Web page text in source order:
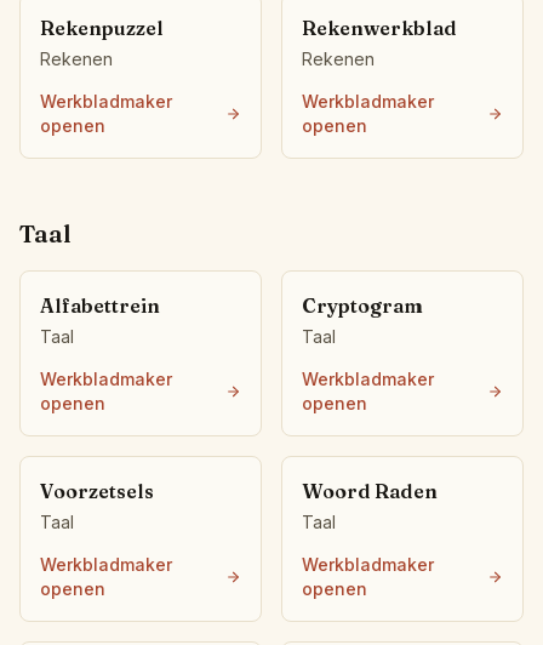
Rekenpuzzel
Rekenen
Werkbladmaker
openen
Rekenwerkblad
Rekenen
Werkbladmaker
openen
Taal
Alfabettrein
Taal
Werkbladmaker
openen
Cryptogram
Taal
Werkbladmaker
openen
Voorzetsels
Taal
Werkbladmaker
openen
Woord Raden
Taal
Werkbladmaker
openen